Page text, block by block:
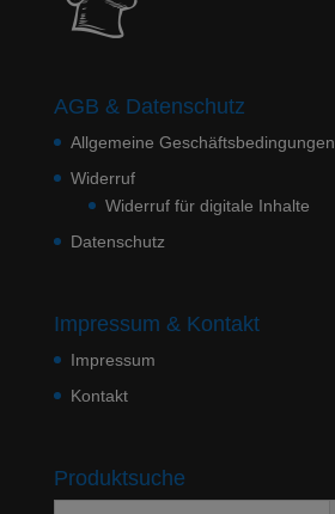
AGB & Datenschutz
Allgemeine Geschäftsbedingungen
Widerruf
Widerruf für digitale Inhalte
Datenschutz
Impressum & Kontakt
Impressum
Kontakt
Produktsuche